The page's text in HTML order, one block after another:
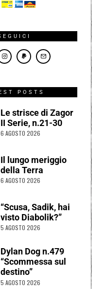
POSTS
Le strisce di Zagor
II Serie, n.21-30
6 AGOSTO 2026
Il lungo meriggio
della Terra
6 AGOSTO 2026
“Scusa, Sadik, hai
visto Diabolik?”
5 AGOSTO 2026
Dylan Dog n.479
“Scommessa sul
destino”
5 AGOSTO 2026